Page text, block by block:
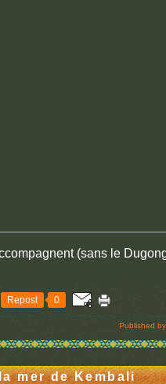
(sans le
Repost 0
Published
mer de Kembali